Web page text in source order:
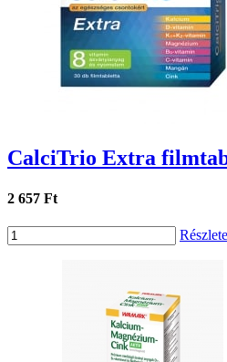
CalciTrio Extra
2 657 Ft